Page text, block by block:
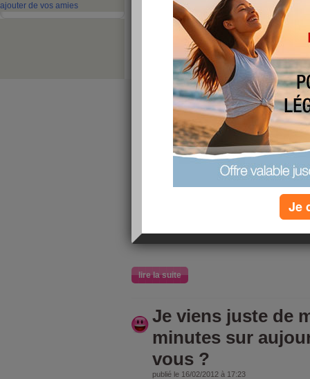
ajouter de vos amies
Je viens juste de
minutes sur
vous ?
publié le 17/02/2012 à 11:06
Je viens
relaxer 2
vous ?
lire la suite
Je viens juste de
minutes sur
vous ?
publié le 16/02/2012 à 17:23
Je